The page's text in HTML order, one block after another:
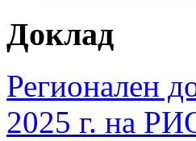
Доклад
Регионален
2025 г. на